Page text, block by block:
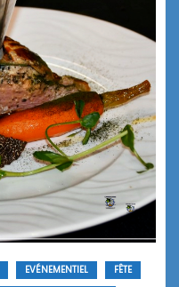
EVÉNEMENTIEL
FÊTE